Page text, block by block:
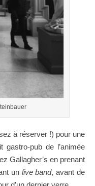
à réserver !) pour une
gastro-pub de l’animée
Gallagher’s en prenant
un live band, avant de